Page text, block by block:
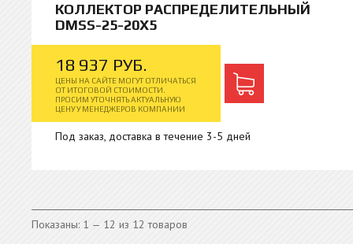
КОЛЛЕКТОР РАСПРЕДЕЛИТЕЛЬНЫЙ
DMSS-25-20X5
18 937 РУБ.
ЦЕНЫ НА САЙТЕ МОГУТ ОТЛИЧАТЬСЯ
ОТ ИТОГОВОЙ СТОИМОСТИ.
ПРОСИМ УТОЧНЯТЬ АКТУАЛЬНУЮ
ЦЕНУ У МЕНЕДЖЕРОВ КОМПАНИИ
Под заказ, доставка в течение 3-5 дней
Показаны: 1 — 12 из 12 товаров